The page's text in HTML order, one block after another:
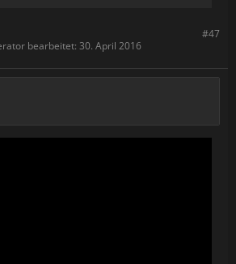
#47
bearbeitet: 30. April 2016